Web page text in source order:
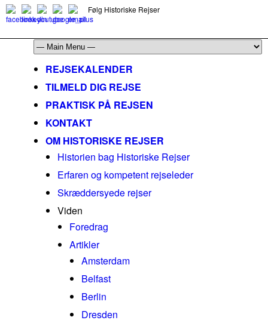
Følg Historiske Rejser
REJSEKALENDER
TILMELD DIG REJSE
PRAKTISK PÅ REJSEN
KONTAKT
OM HISTORISKE REJSER
Historien bag Historiske Rejser
Erfaren og kompetent rejseleder
Skræddersyede rejser
Viden
Foredrag
Artikler
Amsterdam
Belfast
Berlin
Dresden